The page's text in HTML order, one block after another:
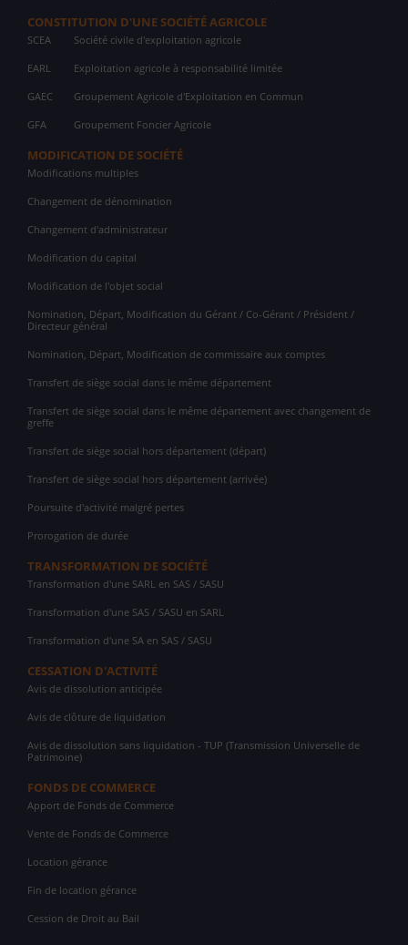
CONSTITUTION D'UNE SOCIÉTÉ AGRICOLE
SCEA Société civile d'exploitation agricole
EARL Exploitation agricole à responsabilité limitée
GAEC Groupement Agricole d'Exploitation en Commun
GFA Groupement Foncier Agricole
MODIFICATION DE SOCIÉTÉ
Modifications multiples
Changement de dénomination
Changement d'administrateur
Modification du capital
Modification de l'objet social
Nomination, Départ, Modification du Gérant / Co-Gérant / Président /
Directeur général
Nomination, Départ, Modification de commissaire aux comptes
Transfert de siège social dans le même département
Transfert de siège social dans le même département avec changement de
greffe
Transfert de siège social hors département (départ)
Transfert de siège social hors département (arrivée)
Poursuite d'activité malgré pertes
Prorogation de durée
TRANSFORMATION DE SOCIÉTÉ
Transformation d'une SARL en SAS / SASU
Transformation d'une SAS / SASU en SARL
Transformation d'une SA en SAS / SASU
CESSATION D'ACTIVITÉ
Avis de dissolution anticipée
Avis de clôture de liquidation
Avis de dissolution sans liquidation - TUP (Transmission Universelle de
Patrimoine)
FONDS DE COMMERCE
Apport de Fonds de Commerce
Vente de Fonds de Commerce
Location gérance
Fin de location gérance
Cession de Droit au Bail